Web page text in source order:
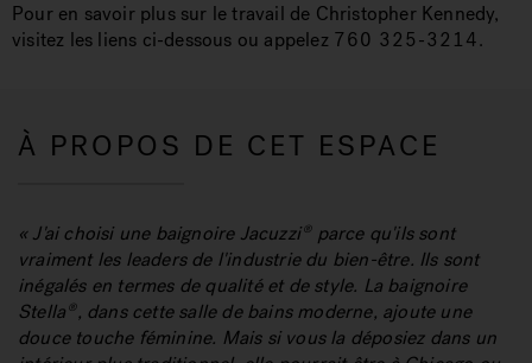
Pour en savoir plus sur le travail de Christopher Kennedy,
visitez les liens ci-dessous ou appelez 760 325-3214.
À PROPOS DE CET ESPACE
« J'ai choisi une baignoire Jacuzzi®parce qu'ils sont
vraiment les leaders de l'industrie du bien-être. Ils sont
inégalés en termes de qualité et de style. La baignoire
Stella ®, dans cette salle de bains moderne, ajoute une
douce touche féminine. Mais si vous la déposiez dans un